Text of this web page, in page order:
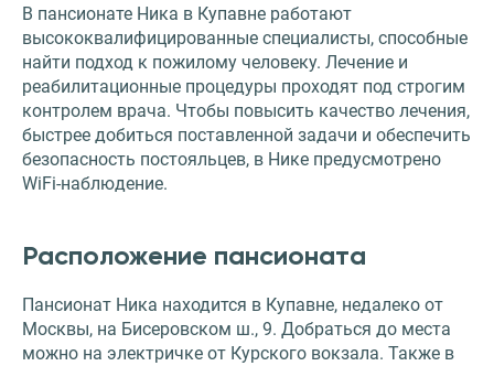
В пансионате Ника в Купавне работают
высококвалифицированные специалисты, способные
найти подход к пожилому человеку. Лечение и
реабилитационные процедуры проходят под строгим
контролем врача. Чтобы повысить качество лечения,
быстрее добиться поставленной задачи и обеспечить
безопасность постояльцев, в Нике предусмотрено
WiFi-наблюдение.
Расположение пансионата
Пансионат Ника находится в Купавне, недалеко от
Москвы, на Бисеровском ш., 9. Добраться до места
можно на электричке от Курского вокзала. Также в